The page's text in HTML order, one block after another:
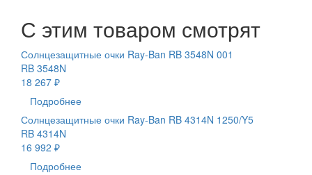
С этим товаром смотрят
Солнцезащитные очки Ray-Ban RB 3548N 001
RB 3548N
18 267 ₽
Подробнее
Солнцезащитные очки Ray-Ban RB 4314N 1250/Y5
RB 4314N
16 992 ₽
Подробнее